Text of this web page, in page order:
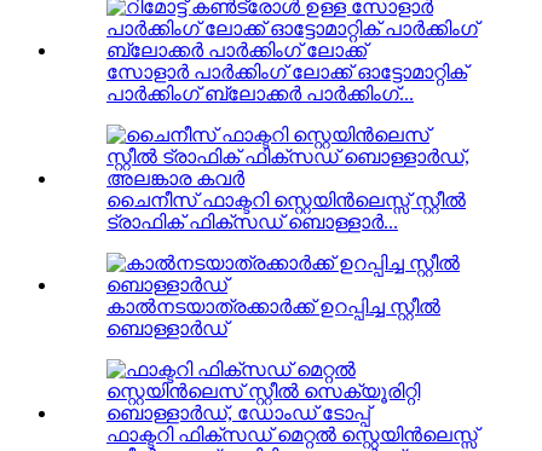
സോളാർ പാർക്കിംഗ് ലോക്ക് ഓട്ടോമാറ്റിക്
പാർക്കിംഗ് ബ്ലോക്കർ പാർക്കിംഗ്...
ചൈനീസ് ഫാക്ടറി സ്റ്റെയിൻലെസ്സ് സ്റ്റീൽ
ട്രാഫിക് ഫിക്സഡ് ബൊള്ളാർ...
കാൽനടയാത്രക്കാർക്ക് ഉറപ്പിച്ച സ്റ്റീൽ
ബൊള്ളാർഡ്
ഫാക്ടറി ഫിക്സഡ് മെറ്റൽ സ്റ്റെയിൻലെസ്സ്